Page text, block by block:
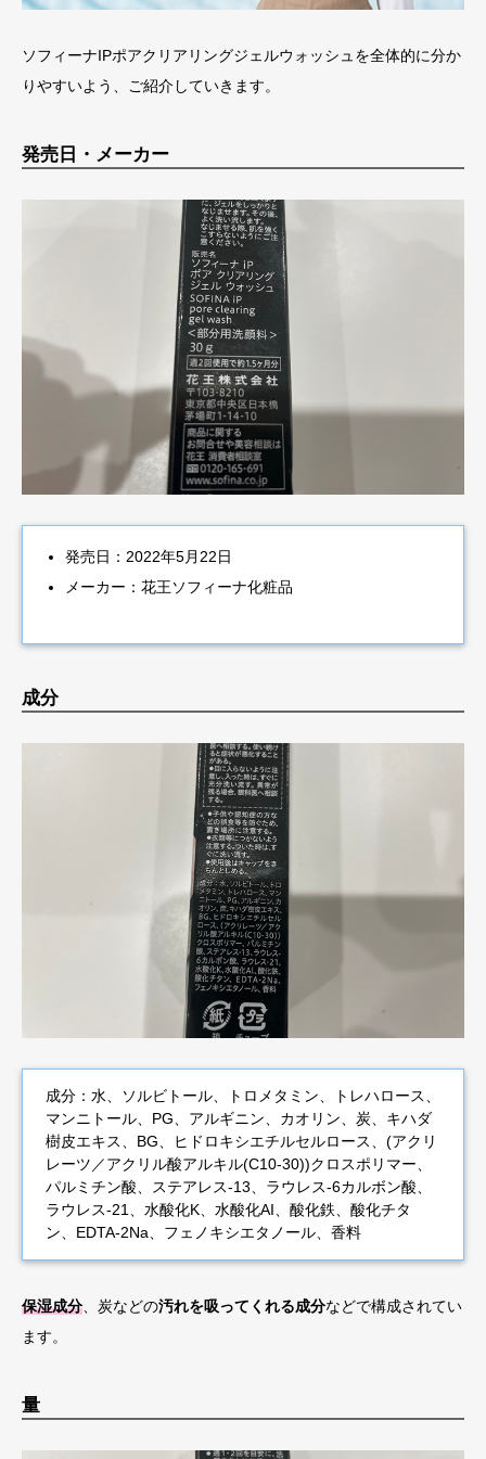
ソフィーナIPポアクリアリングジェルウォッシュを全体的に分か
りやすいよう、ご紹介していきます。
発売日・メーカー
発売日：2022年5月22日
メーカー：花王ソフィーナ化粧品
成分
成分：水、ソルビトール、トロメタミン、トレハロース、
マンニトール、PG、アルギニン、カオリン、炭、キハダ
樹皮エキス、BG、ヒドロキシエチルセルロース、(アクリ
レーツ／アクリル酸アルキル(C10-30))クロスポリマー、
パルミチン酸、ステアレス-13、ラウレス-6カルボン酸、
ラウレス-21、水酸化K、水酸化AI、酸化鉄、酸化チタ
ン、EDTA-2Na、フェノキシエタノール、香料
保湿成分、炭などの汚れを吸ってくれる成分などで構成されてい
ます。
量